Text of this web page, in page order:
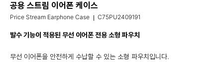
공용 스트림 이어폰 케이스
Price Stream Earphone Case C75PU2409191
발수 기능이 적용된 무선 이어폰 전용 소형 파우치
무선 이어폰을 안전하게 수납할 수 있는 소형 파우치입니다.